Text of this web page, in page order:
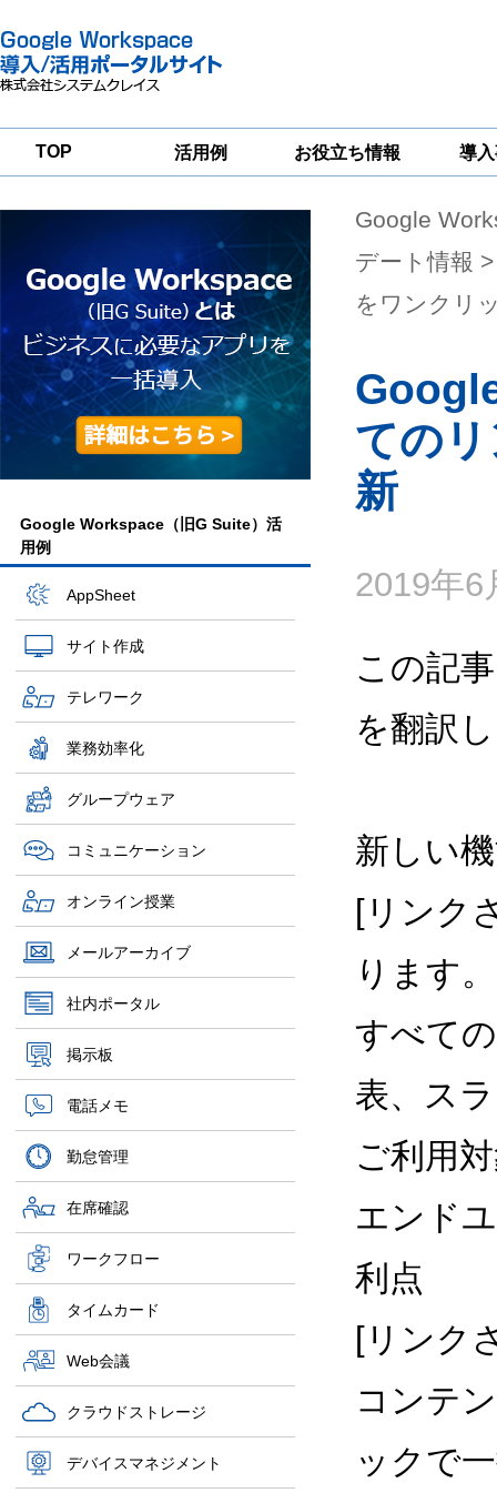
TOP 活用例 お役立ち情報
一
導
グループウェア
移行支援
Google
Workspace
セキュリティ
対策サービス
Google Workspace（旧G Suite）活
用例
AppSheet
サイト作成
テレワーク
業務効率化
グループウェア
コミュニケーション
オンライン授業
メールアーカイブ
社内ポータル
掲示板
電話メモ
勤怠管理
在席確認
ワークフロー
タイムカード
Web会議
クラウドストレージ
デバイスマネジメント
Google
デート情報
をワンクリ
ての
新
2019年6
この記
を翻訳
新しい
[リンク
ります
すべて
表、ス
ご利用
エンド
利点
[リンク
コンテ
ックで